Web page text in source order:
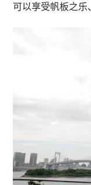
可以享受帆板之乐